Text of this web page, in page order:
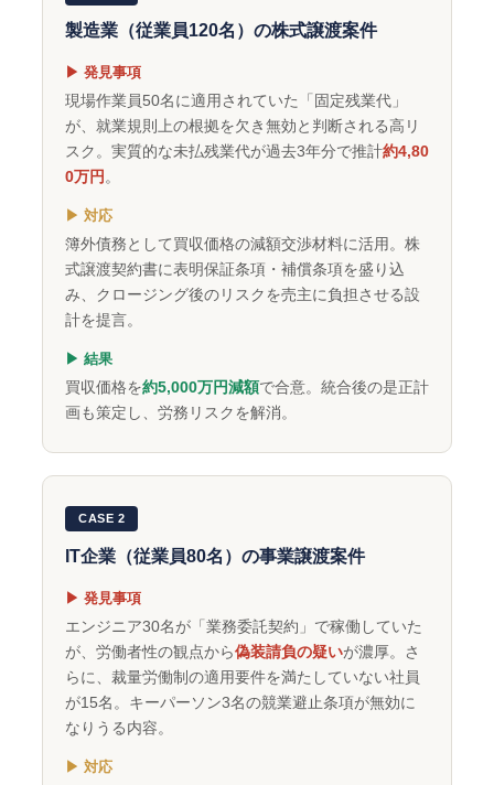
製造業（従業員120名）の株式譲渡案件
▶ 発見事項
現場作業員50名に適用されていた「固定残業代」
が、就業規則上の根拠を欠き無効と判断される高リ
スク。実質的な未払残業代が過去3年分で推計約4,80
0万円 。
▶ 対応
簿外債務として買収価格の減額交渉材料に活用。株
式譲渡契約書に表明保証条項・補償条項を盛り込
み、クロージング後のリスクを売主に負担させる設
計を提言。
▶ 結果
買収価格を約5,000万円減額で合意。統合後の是正計
画も策定し、労務リスクを解消。
CASE 2
IT企業（従業員80名）の事業譲渡案件
▶ 発見事項
エンジニア30名が「業務委託契約」で稼働していた
が、労働者性の観点から偽装請負の疑いが濃厚。さ
らに、裁量労働制の適用要件を満たしていない社員
が15名。キーパーソン3名の競業避止条項が無効に
なりうる内容。
▶ 対応